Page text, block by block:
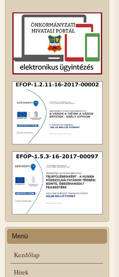
Menü
Kezdőlap
Hírek